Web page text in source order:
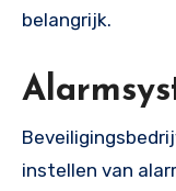
belangrijk.
instellen van